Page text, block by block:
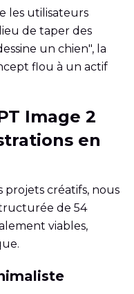
les utilisateurs
de taper des
un chien", la
flou à un actif
Image 2
en
projets créatifs, nous
de 54
viables,